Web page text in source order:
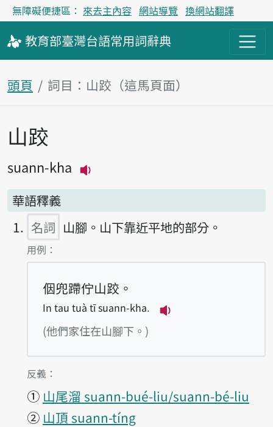
無障礙便捷區： 來去主內容 網站導覽 換網站翻譯
教育部臺灣台語常用詞辭典
頭頁 詞目：山跤（這馬頁面）
主內容區
山跤
suann-kha
華語釋義
名詞 山腳。山下靠近平地的部分。
第1項釋義的
用例：
𪜶兜蹛佇山跤。
In tau tuà tī suann-kha.
(他們家住在山腳下。)
第1項釋義的
反義：
① 山尾溜 suann-bué-liu/suann-bé-liu
② 山頂 suann-tíng